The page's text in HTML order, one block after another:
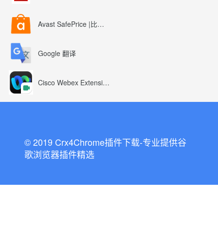
Avast SafePrice |比较、交易、优惠券
Google 翻译
Cisco Webex Extension
© 2019 Crx4Chrome插件下载-专业提供谷
歌浏览器插件精选